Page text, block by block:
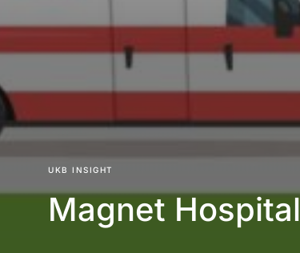
UKB INSIGHT
Magnet Hospital